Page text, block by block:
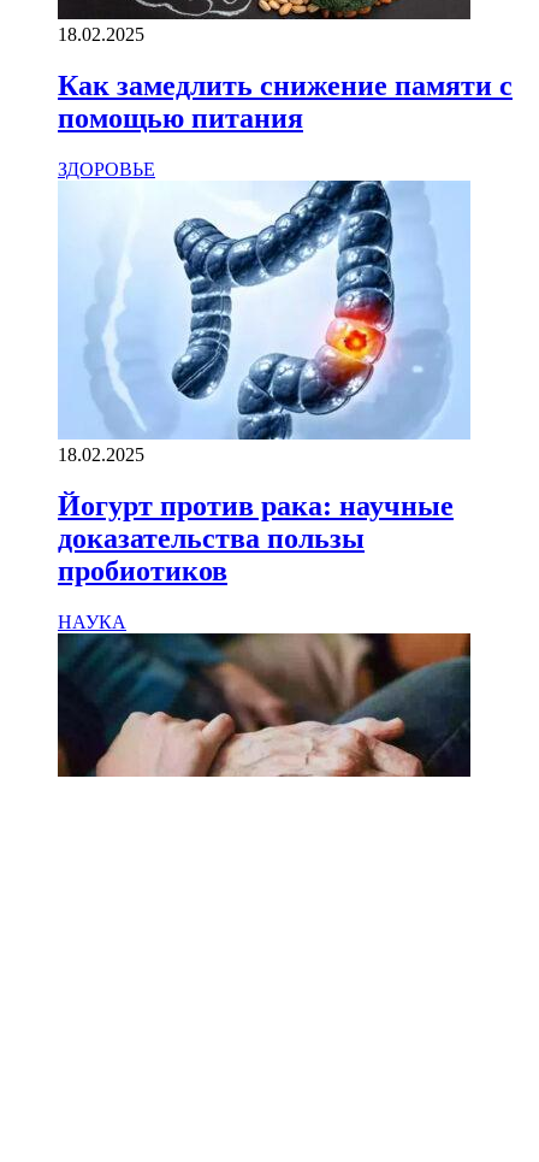
18.02.2025
Как замедлить снижение памяти с
помощью питания
ЗДОРОВЬЕ
18.02.2025
Йогурт против рака: научные
доказательства пользы
пробиотиков
НАУКА